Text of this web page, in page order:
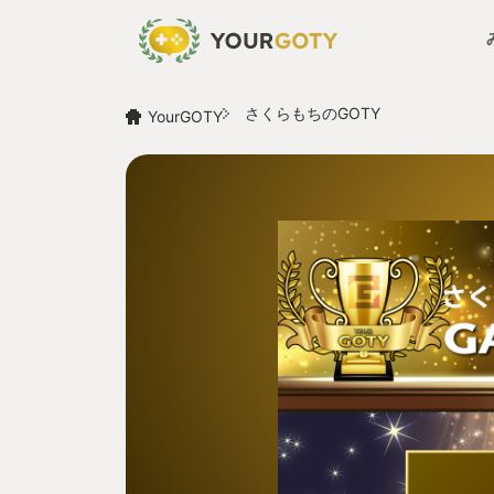
YourGOTY さくらもちのGOTY